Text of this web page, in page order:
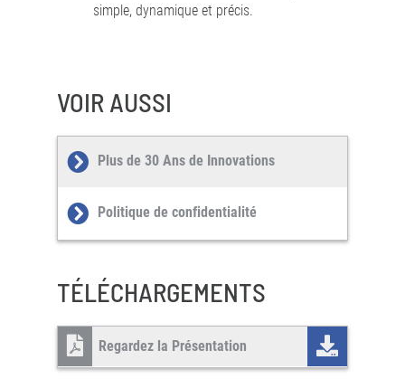
simple, dynamique et précis.
VOIR AUSSI
Plus de 30 Ans de Innovations
Politique de confidentialité
TÉLÉCHARGEMENTS
Regardez la Présentation